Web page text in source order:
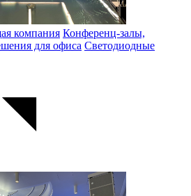
компания Конференц-залы,
для офиса Светодиодные